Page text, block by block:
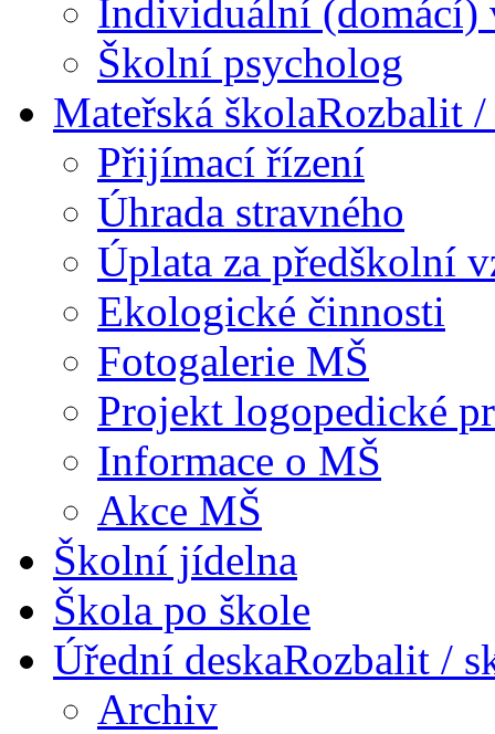
Individuální (domácí)
Školní psycholog
Mateřská školaRozbalit
Přijímací řízení
Úhrada stravného
Úplata za předškolní
Ekologické činnosti
Fotogalerie MŠ
Projekt logopedické
Informace o MŠ
Akce MŠ
Školní jídelna
Škola po škole
Úřední deskaRozbalit /
Archiv